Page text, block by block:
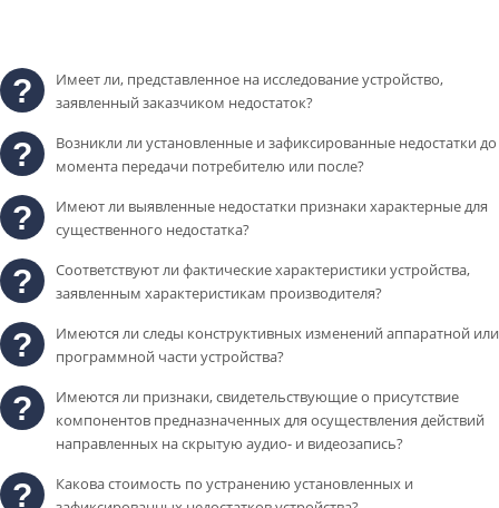
Имеет ли, представленное на исследование устройство,
заявленный заказчиком недостаток?
Возникли ли установленные и зафиксированные недостатки до
момента передачи потребителю или после?
Имеют ли выявленные недостатки признаки характерные для
существенного недостатка?
Соответствуют ли фактические характеристики устройства,
заявленным характеристикам производителя?
Имеются ли следы конструктивных изменений аппаратной или
программной части устройства?
Имеются ли признаки, свидетельствующие о присутствие
компонентов предназначенных для осуществления действий
направленных на скрытую аудио- и видеозапись?
Какова стоимость по устранению установленных и